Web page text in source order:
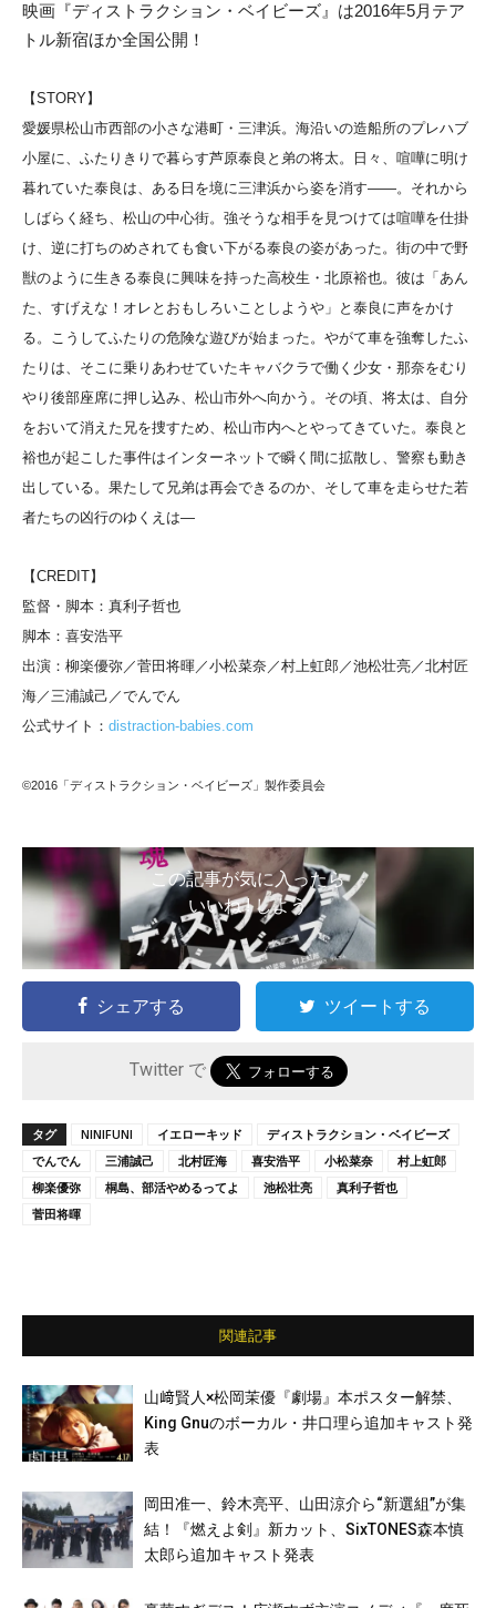
映画『ディストラクション・ベイビーズ』は2016年5月テア
トル新宿ほか全国公開！
【STORY】
愛媛県松山市西部の小さな港町・三津浜。海沿いの造船所のプレハブ
小屋に、ふたりきりで暮らす芦原泰良と弟の将太。日々、喧嘩に明け
暮れていた泰良は、ある日を境に三津浜から姿を消す――。それから
しばらく経ち、松山の中心街。強そうな相手を見つけては喧嘩を仕掛
け、逆に打ちのめされても食い下がる泰良の姿があった。街の中で野
獣のように生きる泰良に興味を持った高校生・北原裕也。彼は「あん
た、すげえな！オレとおもしろいことしようや」と泰良に声をかけ
る。こうしてふたりの危険な遊びが始まった。やがて車を強奪したふ
たりは、そこに乗りあわせていたキャバクラで働く少女・那奈をむり
やり後部座席に押し込み、松山市外へ向かう。その頃、将太は、自分
をおいて消えた兄を捜すため、松山市内へとやってきていた。泰良と
裕也が起こした事件はインターネットで瞬く間に拡散し、警察も動き
出している。果たして兄弟は再会できるのか、そして車を走らせた若
者たちの凶行のゆくえは―
【CREDIT】
監督・脚本：真利子哲也
脚本：喜安浩平
出演：柳楽優弥／菅田将暉／小松菜奈／村上虹郎／池松壮亮／北村匠
海／三浦誠己／でんでん
公式サイト： distraction-babies.com
©2016「ディストラクション・ベイビーズ」製作委員会
この記事が気に入ったら
いいね ! しよう
シェアする ツイートする
Twitter で
タグ NINIFUNI イエローキッド
ディストラクション・ベイビーズ
でんでん
三浦誠己 北村匠海 喜安浩平 小松菜奈
村上虹郎
柳楽優弥
桐島、部活やめるってよ 池松壮亮
真利子哲也
菅田将暉
関連記事
山﨑賢人×松岡茉優『劇場』本ポスター解禁、
King Gnuのボーカル・井口理ら追加キャスト発
表
岡田准一、鈴木亮平、山田涼介ら“新選組”が集
結！『燃えよ剣』新カット、SixTONES森本慎
太郎ら追加キャスト発表